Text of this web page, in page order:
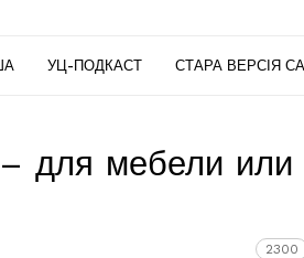
УЦ-ПОДКАСТ СТАРА ВЕРСІЯ
для мебели или
2300